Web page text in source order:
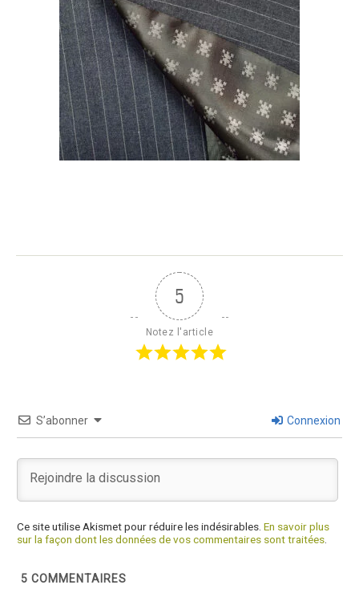
5
Notez l'article
S’abonner Connexion
Ce site utilise Akismet pour réduire les indésirables. En savoir plus
sur la façon dont les données de vos commentaires sont traitées
5 COMMENTAIRES